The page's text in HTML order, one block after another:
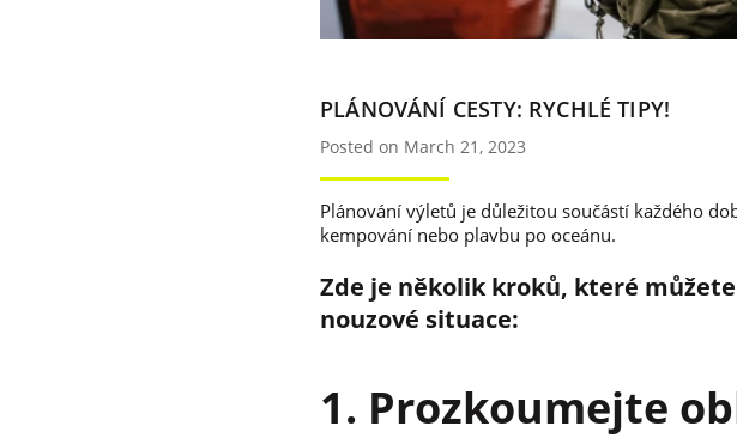
PLÁNOVÁNÍ CESTY: RYCHLÉ TIPY!
Posted on March 21, 2023
Plánování výletů je důležitou součástí každého
kempování nebo plavbu po oceánu.
Zde je několik kroků, které
nouzové situace:
1. Prozkoumejte